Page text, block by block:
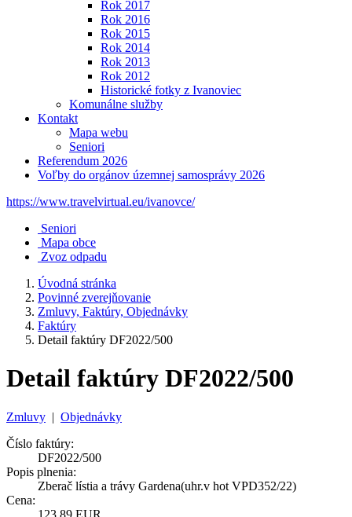
Rok 2017
Rok 2016
Rok 2015
Rok 2014
Rok 2013
Rok 2012
Historické fotky z Ivanoviec
Komunálne služby
Kontakt
Mapa webu
Seniori
Referendum 2026
Voľby do orgánov územnej samosprávy 2026
https://www.travelvirtual.eu/ivanovce/
Seniori
Mapa obce
Zvoz odpadu
Úvodná stránka
Povinné zverejňovanie
Zmluvy, Faktúry, Objednávky
Faktúry
Detail faktúry DF2022/500
Detail faktúry DF2022/500
Zmluvy | Objednávky
Číslo faktúry:
DF2022/500
Popis plnenia:
Zberač lístia a trávy Gardena(uhr.v hot VPD352/22)
Cena:
123,89 EUR